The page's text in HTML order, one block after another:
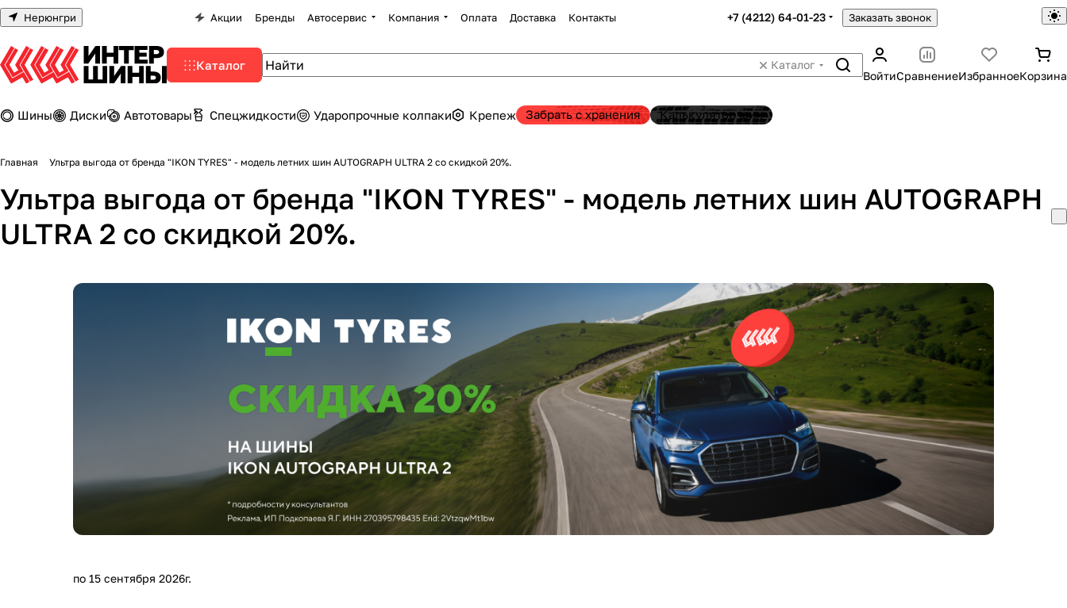
Нерюнгри Акции Бренды Автосервис Компания Оплата Доставка Контакты +7 (4212) 64-01-23 Заказать звонок
Каталог
Каталог
ВойтиСравнениеИзбранноеКорзина
Шины Диски Автотовары Спецжидкости Ударопрочные колпаки Крепеж Забрать с хранения Калькулятор шин
Главная Ультра выгода от бренда "IKON TYRES" - модель летних шин AUTOGRAPH ULTRA 2 со скидкой 20%.
Ультра выгода от бренда "IKON TYRES" - модель летних шин AUTOGRAPH
ULTRA 2 со скидкой 20%.
по 15 сентября 2026г.